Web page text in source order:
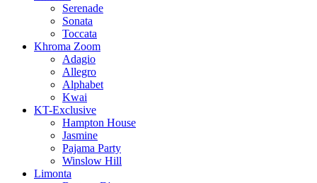
Serenade
Sonata
Toccata
Khroma Zoom
Adagio
Allegro
Alphabet
Kwai
KT-Exclusive
Hampton House
Jasmine
Pajama Party
Winslow Hill
Limonta